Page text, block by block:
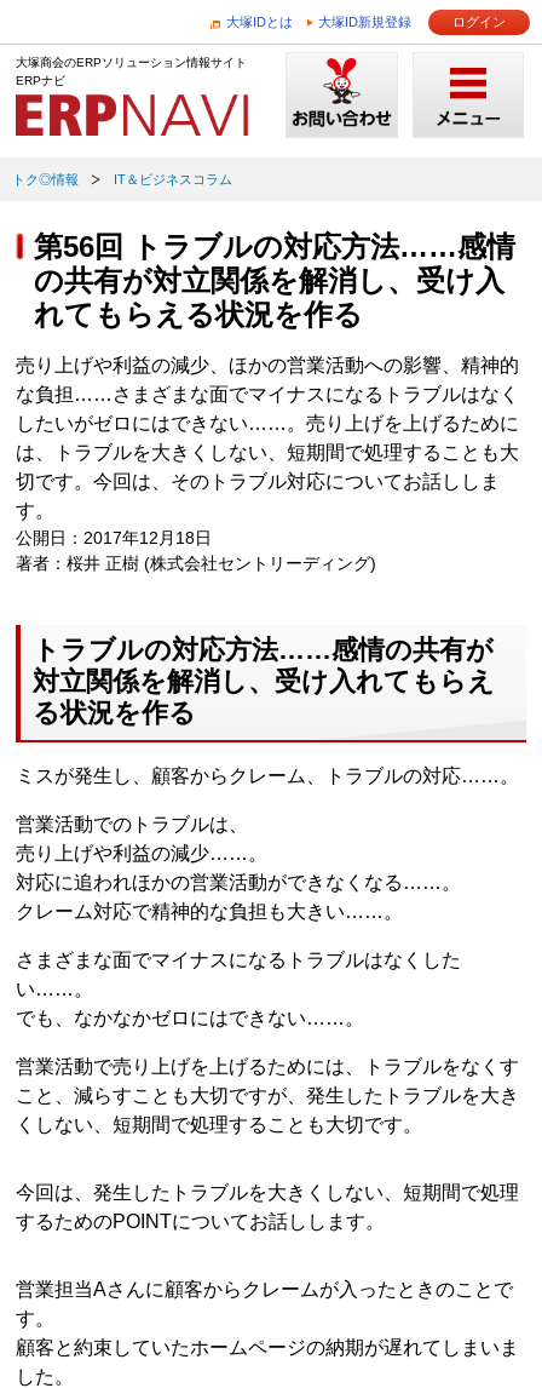
大塚IDとは 大塚ID新規登録 ログイン
大塚商会のERPソリューション情報サイト
ERPナビ
トク◎情報 IT＆ビジネスコラム
第56回 トラブルの対応方法……感情
の共有が対立関係を解消し、受け入
れてもらえる状況を作る
売り上げや利益の減少、ほかの営業活動への影響、精神的
な負担……さまざまな面でマイナスになるトラブルはなく
したいがゼロにはできない……。売り上げを上げるために
は、トラブルを大きくしない、短期間で処理することも大
切です。今回は、そのトラブル対応についてお話ししま
す。
公開日：2017年12月18日
著者：桜井 正樹 (株式会社セントリーディング)
トラブルの対応方法……感情の共有が
対立関係を解消し、受け入れてもらえ
る状況を作る
ミスが発生し、顧客からクレーム、トラブルの対応……。
営業活動でのトラブルは、
売り上げや利益の減少……。
対応に追われほかの営業活動ができなくなる……。
クレーム対応で精神的な負担も大きい……。
さまざまな面でマイナスになるトラブルはなくした
い……。
でも、なかなかゼロにはできない……。
営業活動で売り上げを上げるためには、トラブルをなくす
こと、減らすことも大切ですが、発生したトラブルを大き
くしない、短期間で処理することも大切です。
今回は、発生したトラブルを大きくしない、短期間で処理
するためのPOINTについてお話しします。
営業担当Aさんに顧客からクレームが入ったときのことで
す。
顧客と約束していたホームページの納期が遅れてしまいま
した。